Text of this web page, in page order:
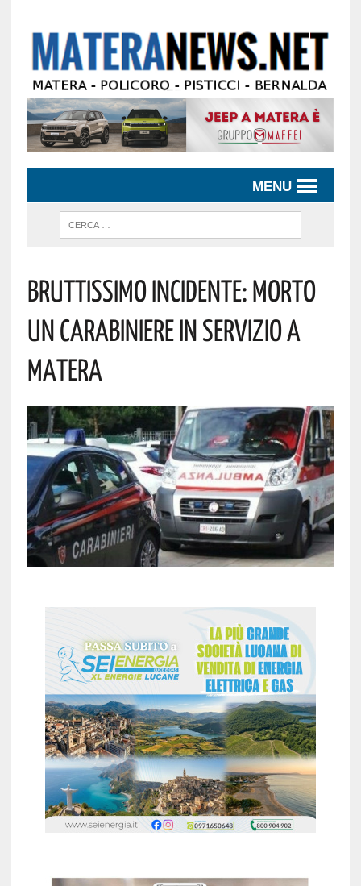
MENU
BRUTTISSIMO INCIDENTE: MORTO
UN CARABINIERE IN SERVIZIO A
MATERA